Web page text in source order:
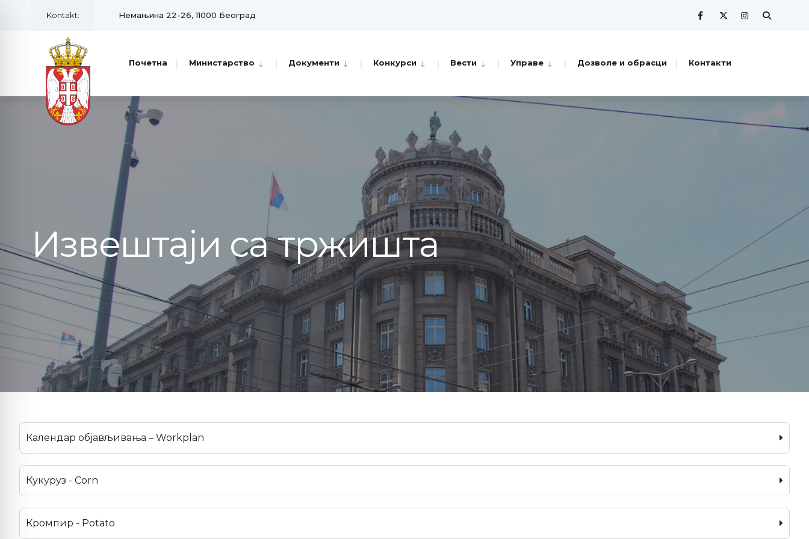
Kontakt: Немањина 22-26, 11000 Београд
Почетна Министарство Документи Конкурси Вести Управе Дозволе и обрасци Контакти
Извештаји са тржишта
Календар објављивања – Workplan
Кукуруз - Corn
Кромпир - Potato